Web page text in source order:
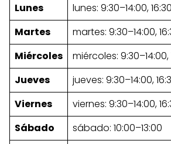
Lunes
lunes: 9:30–14:00,
Martes
martes: 9:30–14:00,
Miércoles
miércoles: 9:30–14:00,
Jueves
jueves: 9:30–14:00,
Viernes
viernes: 9:30–14:00,
Sábado
sábado: 10:00–13:00